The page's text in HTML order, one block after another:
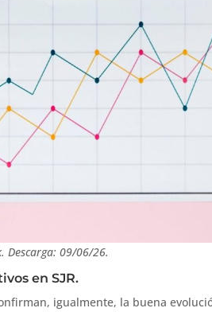
Descarga: 09/06/26.
en SJR.
igualmente, la buena